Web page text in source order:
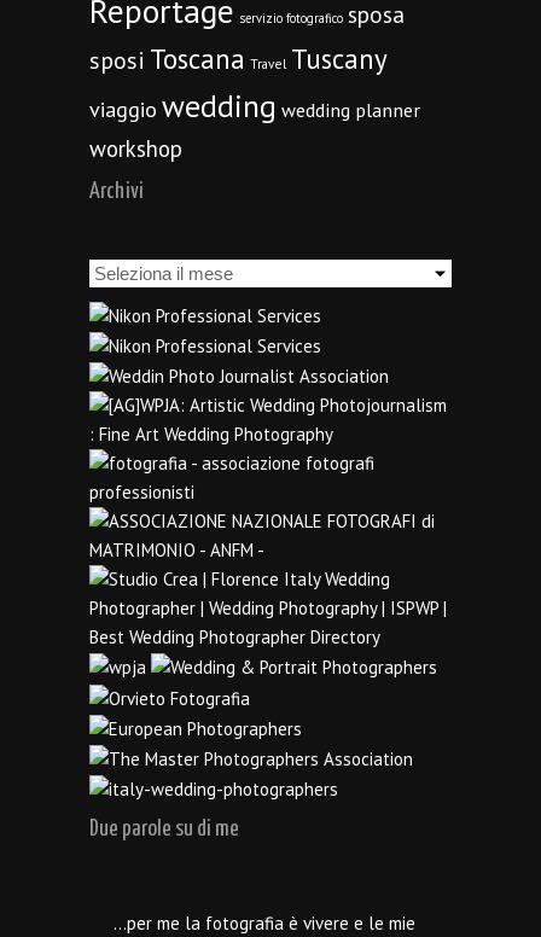
Reportage servizio fotografico sposa
sposi Toscana Travel Tuscany
viaggio wedding wedding planner
workshop
Archivi
Archivi
Due parole su di me
…per me la fotografia è vivere e le mie